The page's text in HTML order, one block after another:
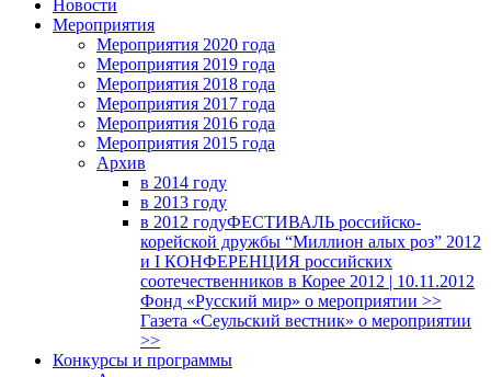
Новости
Мероприятия
Мероприятия 2020 года
Мероприятия 2019 года
Мероприятия 2018 годa
Мероприятия 2017 года
Мероприятия 2016 года
Мероприятия 2015 года
Архив
в 2014 году
в 2013 году
в 2012 годуФЕСТИВАЛЬ российско-
корейской дружбы “Миллион алых роз” 2012
и I КОНФЕРЕНЦИЯ российских
соотечественников в Корее 2012 | 10.11.2012
Фонд «Русский мир» о мероприятии >>
Газета «Сеульский вестник» о мероприятии
>>
Конкурсы и программы